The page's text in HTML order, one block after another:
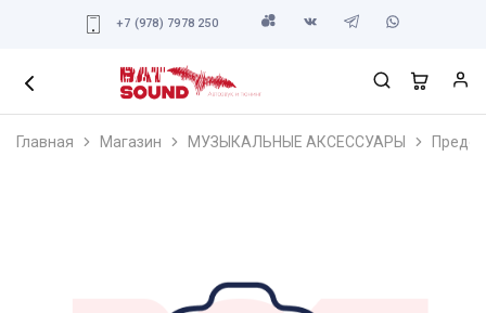
+7 (978) 7978 250
Главная Магазин МУЗЫКАЛЬНЫЕ АКСЕССУАРЫ